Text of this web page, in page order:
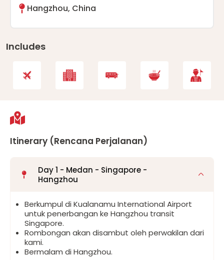
Hangzhou, China
Includes
Itinerary (Rencana Perjalanan)
Day 1 - Medan - Singapore -
Hangzhou
Berkumpul di Kualanamu International Airport
untuk penerbangan ke Hangzhou transit
Singapore.
Rombongan akan disambut oleh perwakilan dari
kami.
Bermalam di Hangzhou.